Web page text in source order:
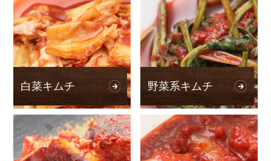
白菜キムチ 野菜系キムチ